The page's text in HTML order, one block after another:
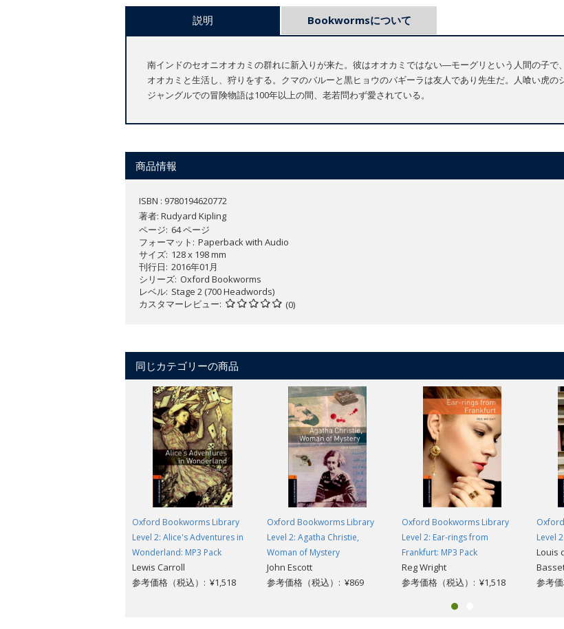
説明 Bookwormsについて
南インドのセオニオオカミの群れに新入りが来た。彼はオオカミではない―モーグリという人間の子で
オオカミと生活し、狩りをする。クマのバルーと黒ヒョウのバギーラは友人であり先生だ。人喰い虎
ジャングルでの冒険物語は100年以上の間、老若問わず愛されている。
商品情報
ISBN : 9780194620772
著者: Rudyard Kipling
ページ 64 ページ
フォーマット
Paperback with Audio
サイズ 128 x 198 mm
刊行日 2016年01月
シリーズ Oxford Bookworms
レベル Stage 2 (700 Headwords)
カスタマーレビュー
(0)
同じカテゴリーの商品
Oxford Bookworms Library
Level 2: Alice's Adventures in
Wonderland: MP3 Pack
Lewis Carroll
参考価格（税込）: ¥1,518
Oxford Bookworms Library
Level 2: Agatha Christie,
Woman of Mystery
John Escott
参考価格（税込）: ¥869
Oxford Bookworms Library
Level 2: Ear-rings from
Frankfurt: MP3 Pack
Reg Wright
参考価格（税込）: ¥1,518
Level
Louis
参考